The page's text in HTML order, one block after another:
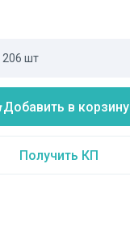
206 шт
Добавить в корзину
Получить КП